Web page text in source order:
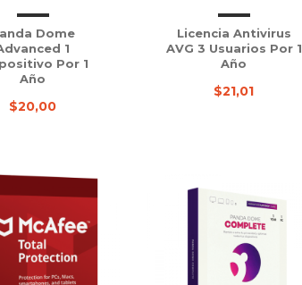
Dome
1
Por 1
Año
$20,00
Licencia Antivirus
AVG 3 Usuarios Por 1
Año
$21,01